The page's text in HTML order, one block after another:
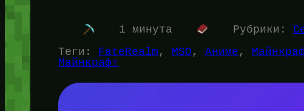
1 минута Рубрики:
Теги: FateRealm , MSO , Аниме ,
Майнкрафт